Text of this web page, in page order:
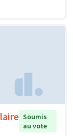
Soumis
au vote